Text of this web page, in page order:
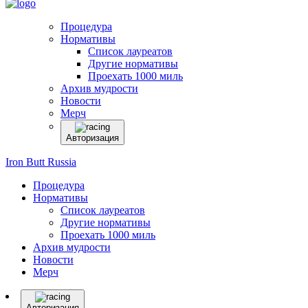
Процедура
Нормативы
Список лауреатов
Другие нормативы
Проехать 1000 миль
Архив мудрости
Новости
Мерч
Авторизация
Iron Butt Russia
Процедура
Нормативы
Список лауреатов
Другие нормативы
Проехать 1000 миль
Архив мудрости
Новости
Мерч